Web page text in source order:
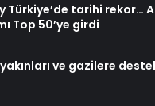
Türkiye’de tarihi rekor…
Top 50’ye girdi
ve gazilere